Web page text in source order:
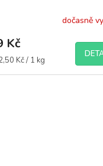
dočasně
Kč
Kč / 1 kg